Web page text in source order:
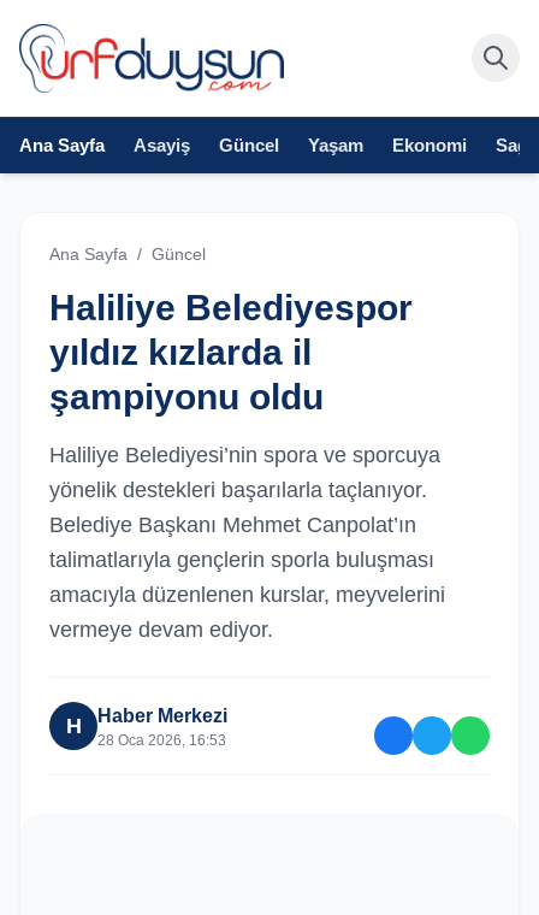
Ana Sayfa Asayiş Güncel Yaşam Ekonomi
Ana Sayfa / Güncel
Haliliye Belediyespor
yıldız kızlarda il
şampiyonu oldu
Haliliye Belediyesi’nin spora ve sporcuya
yönelik destekleri başarılarla taçlanıyor.
Belediye Başkanı Mehmet Canpolat’ın
talimatlarıyla gençlerin sporla buluşması
amacıyla düzenlenen kurslar, meyvelerini
vermeye devam ediyor.
H Haber Merkezi
28 Oca 2026, 16:53